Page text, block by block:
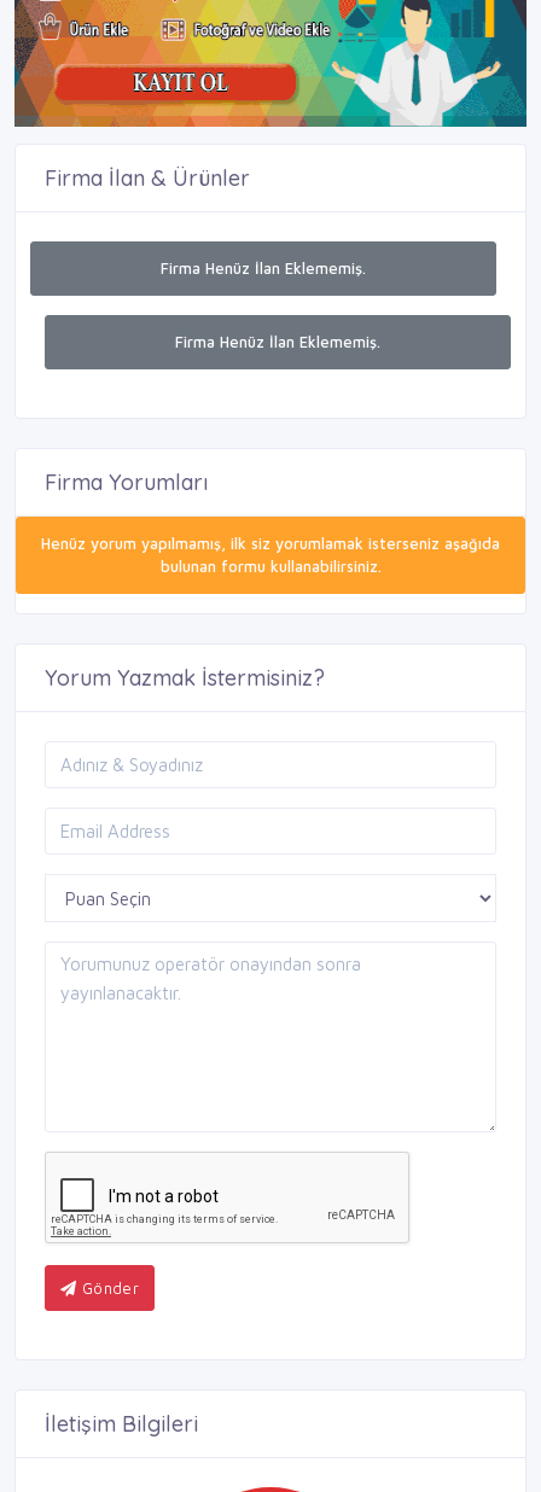
Firma İlan & Ürünler
Firma Henüz İlan Eklememiş.
Firma Henüz İlan Eklememiş.
Firma Yorumları
Henüz yorum yapılmamış, ilk siz yorumlamak isterseniz aşağıda
bulunan formu kullanabilirsiniz.
Yorum Yazmak İstermisiniz?
Gönder
İletişim Bilgileri